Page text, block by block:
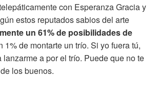
con Esperanza Gracia y
estos reputados sabios del arte
un 61% de posibilidades de
de montarte un trío. Si yo fuera tú,
a por el trío. Puede que no te
de los buenos.